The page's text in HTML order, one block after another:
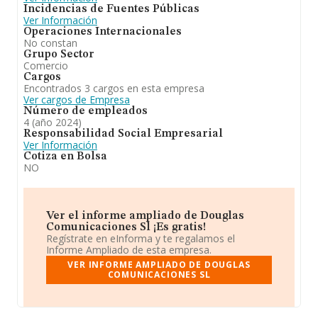
Incidencias de Fuentes Públicas
Ver Información
Operaciones Internacionales
No constan
Grupo Sector
Comercio
Cargos
Encontrados 3 cargos en esta empresa
Ver cargos de Empresa
Número de empleados
4 (año 2024)
Responsabilidad Social Empresarial
Ver Información
Cotiza en Bolsa
NO
Ver el informe ampliado de Douglas
Comunicaciones Sl ¡Es gratis!
Regístrate en eInforma y te regalamos el
Informe Ampliado de esta empresa.
VER INFORME AMPLIADO DE DOUGLAS
COMUNICACIONES SL